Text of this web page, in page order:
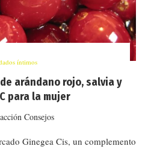
íntimos
arándano rojo, salvia y
para la mujer
Consejos
Ginegea Cis, un complemento